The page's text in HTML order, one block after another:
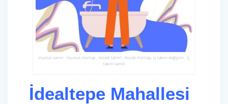
musluk tamiri , musluk montajı , klozet tamiri , klozet montajı, iç takım değişimi , iç
takım tamiri
İdealtepe Mahallesi